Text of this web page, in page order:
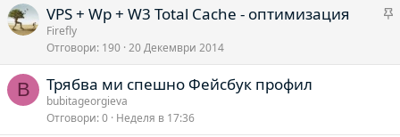
оВ
н
VPS + Wp + W3 Total Cache - оптимизация
Firefly
Отговори 190 20 Декември 2014
B Трябва ми спешно Фейсбук профил
bubitageorgieva
Отговори 0 Неделя в 17:36